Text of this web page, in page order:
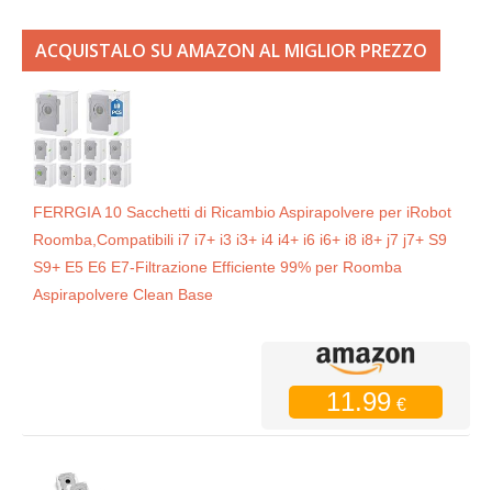
ACQUISTALO SU AMAZON AL MIGLIOR PREZZO
FERRGIA 10 Sacchetti di Ricambio Aspirapolvere per iRobot
Roomba,Compatibili i7 i7+ i3 i3+ i4 i4+ i6 i6+ i8 i8+ j7 j7+ S9
S9+ E5 E6 E7-Filtrazione Efficiente 99% per Roomba
Aspirapolvere Clean Base
11.99 €